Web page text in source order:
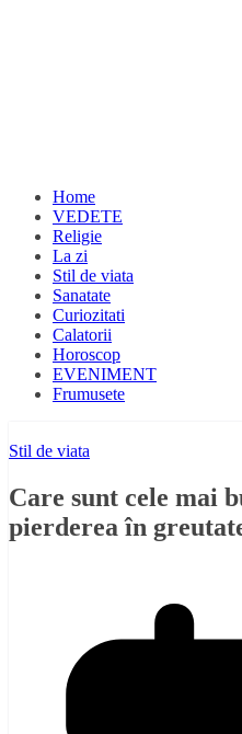
Home
VEDETE
Religie
La zi
Stil de viata
Sanatate
Curiozitati
Calatorii
Horoscop
EVENIMENT
Frumusete
Stil de viata
Care sunt cele mai
pierderea în